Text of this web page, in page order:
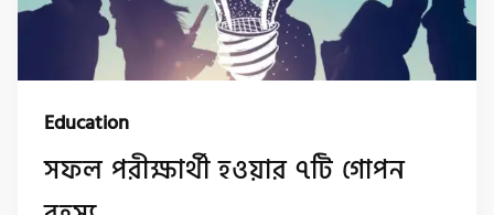
Education
সফল পরীক্ষার্থী হওয়ার ৭টি গোপন